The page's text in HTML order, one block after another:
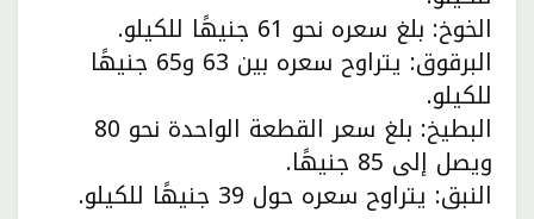
الخوخ: بلغ سعره نحو 61 جنيهًا للكيلو.
البرقوق: يتراوح سعره بين 63 و65 جنيهًا
للكيلو.
البطيخ: بلغ سعر القطعة الواحدة نحو 80
ويصل إلى 85 جنيهًا.
النبق: يتراوح سعره حول 39 جنيهًا للكيلو.